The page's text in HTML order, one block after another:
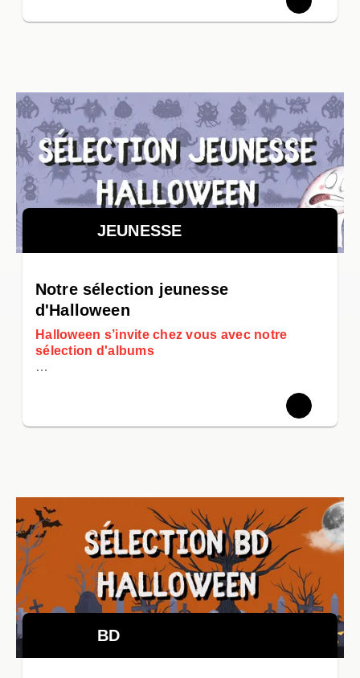
JEUNESSE
Notre sélection jeunesse
d'Halloween
Halloween s’invite chez vous avec notre
sélection d'albums
…
BD